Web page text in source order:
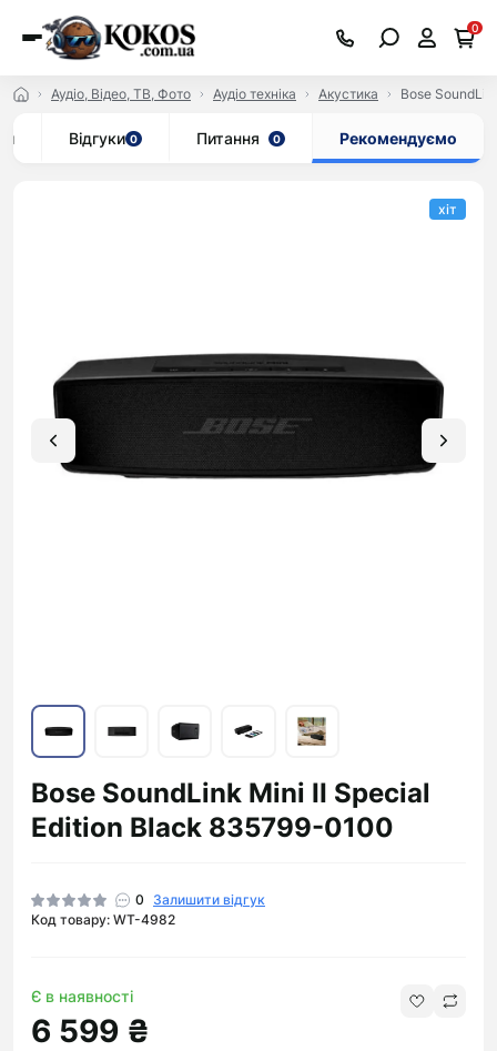
0
Аудіо, Відео, ТВ, Фото Аудіо техніка Акустика Bose
Відгуки 0 Питання 0 Рекомендуємо
хіт
Bose SoundLink Mini II Special
Edition Black 835799-0100
0
Залишити відгук
Код товару: WT-4982
Є в наявності
6 599 ₴